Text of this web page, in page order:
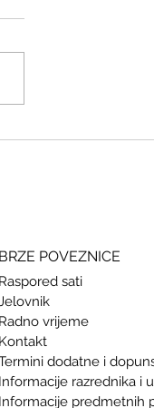
BRZE POVEZNICE
Raspored sati
Radno vrijeme
Kontakt
dodatne i
Informacije razrednika i
Informacije predmetnih